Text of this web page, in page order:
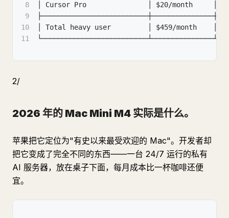
8
│ Cursor Pro               │ $20/month     │
9
10
│ Total heavy user         │ $459/month    │
11
2/
2026 年的 Mac Mini M4 实际是什么。
苹果把它定位为"有史以来最受欢迎的 Mac"。开发者却
把它变成了完全不同的东西——一台 24/7 运行的私有
AI 服务器，放在桌子下面，每月成本比一杯咖啡还便
宜。